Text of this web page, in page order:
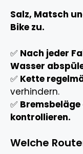
Salz, Matsch
Bike zu.
✅ Nach jeder
Wasser
✅ Kette
verhindern.
✅
kontrollieren.
Welche